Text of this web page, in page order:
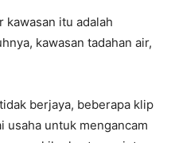
kawasan itu adalah
kawasan tadahan air,
berjaya, beberapa klip
usaha untuk mengancam